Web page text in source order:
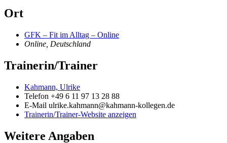
Ort
GFK – Fit im Alltag – Online
Online Deutschland
Trainerin/Trainer
Kahmann, Ulrike
Telefon +49 6 11 97 13 28 88
E-Mail ulrike.kahmann@kahmann-kollegen.de
Trainerin/Trainer-Website anzeigen
Weitere Angaben